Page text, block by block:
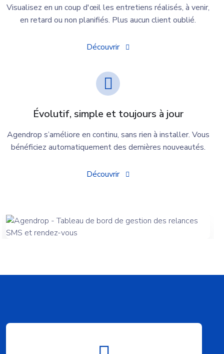
Visualisez en un coup d'œil les entretiens réalisés, à venir,
en retard ou non planifiés. Plus aucun client oublié.
Découvrir
Évolutif, simple et toujours à jour
Agendrop s’améliore en continu, sans rien à installer. Vous
bénéficiez automatiquement des dernières nouveautés.
Découvrir